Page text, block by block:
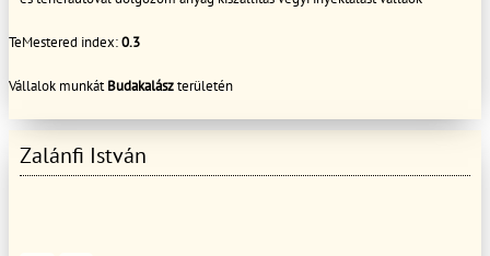
TeMestered index:0.3
Vállalok munkátBudakalászterületén
Zalánfi István